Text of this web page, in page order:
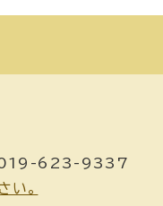
019-623-9337
い。